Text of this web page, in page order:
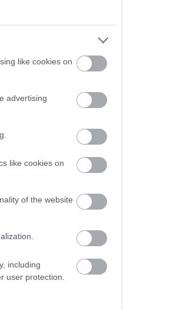
like cookies on
advertising
like cookies on
of the website
including
user protection.